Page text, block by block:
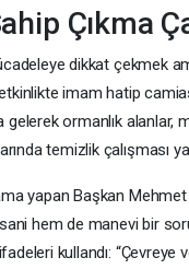
Çıkma
dikkat çekmek
imam hatip
gelerek ormanlık alanlar,
temizlik çalışması
yapan Başkan
hem de manevi bir
kullandı: “Çevreye